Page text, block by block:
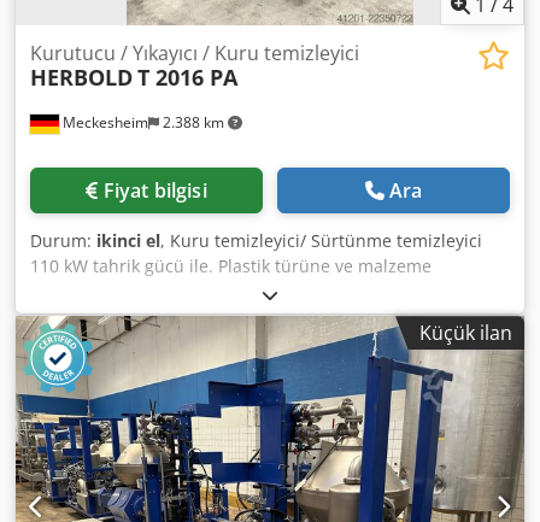
Meckesheim 2.388 km
Kurutucu / Yıkayıcı / Kuru temizleyici
HERBOLDT 2016 PA
Fiyat bilgisi Ara
Durum: ikinci el, Kuru temizleyici/ Sürtünme temizleyici
110 kW tahrik gücü ile. Plastik türüne ve malzeme
kalınlığına bağlı olarak maksimum 4 ton/saat verim
Cjdpfxjzmc Rcs Ag Uerf
Küçük ilan